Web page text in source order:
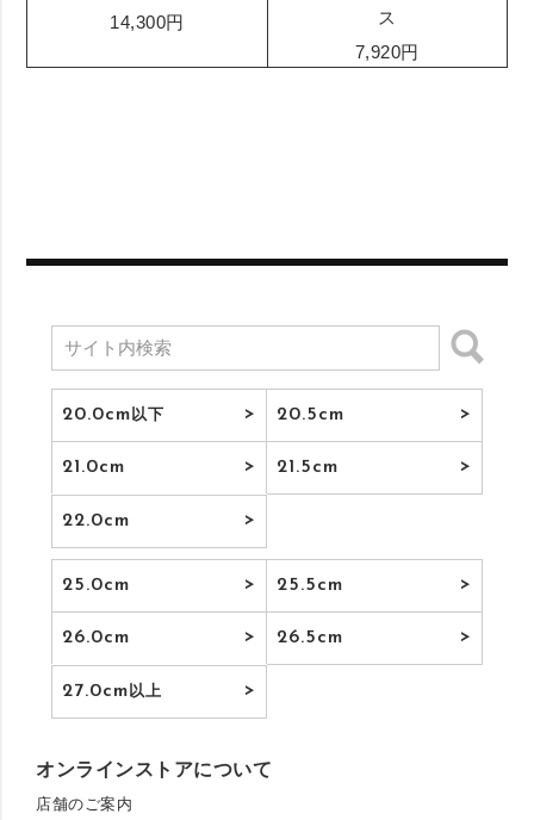
14,300円
ス
7,920円
20.0cm以下 20.5cm
21.0cm 21.5cm
22.0cm
25.0cm 25.5cm
26.0cm 26.5cm
27.0cm以上
オンラインストアについて
店舗のご案内